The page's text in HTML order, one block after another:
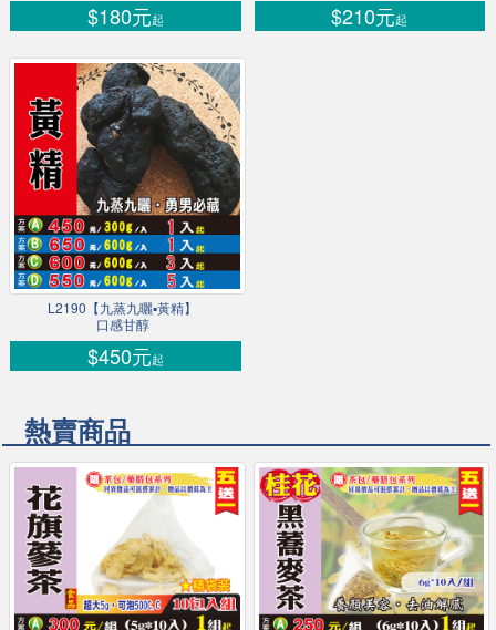
$180元起 $210元起
L2190【九蒸九曬▪黃精】
口感甘醇
$450元起
熱賣商品